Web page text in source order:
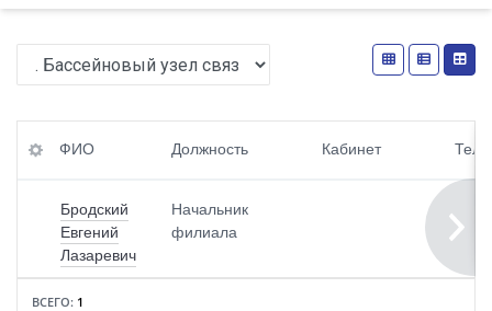
ФИ
До
лж
но
сть
Ка
Те
фо
ФИО Должность Кабинет
Бродский
Евгений
Лазаревич
Начальник
филиала
ВСЕГО: 1